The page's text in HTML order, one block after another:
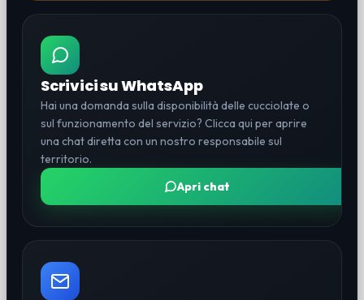
Scrivici su WhatsApp
Hai una domanda sulla disponibilità delle cucciolate o
sul funzionamento del servizio? Clicca qui per aprire
una chat diretta con un nostro responsabile sul
territorio.
Apri chat